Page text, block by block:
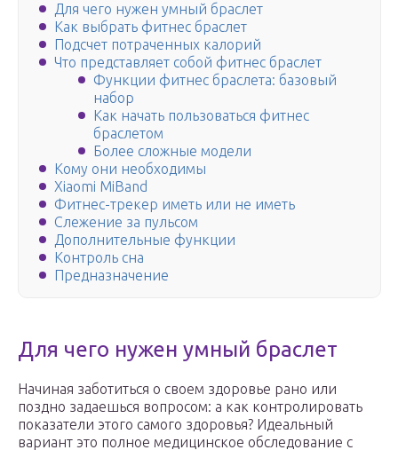
Для чего нужен умный браслет
Как выбрать фитнес браслет
Подсчет потраченных калорий
Что представляет собой фитнес браслет
Функции фитнес браслета: базовый
набор
Как начать пользоваться фитнес
браслетом
Более сложные модели
Кому они необходимы
Xiaomi MiBand
Фитнес-трекер иметь или не иметь
Слежение за пульсом
Дополнительные функции
Контроль сна
Предназначение
Для чего нужен умный браслет
Начиная заботиться о своем здоровье рано или
поздно задаешься вопросом: а как контролировать
показатели этого самого здоровья? Идеальный
вариант это полное медицинское обследование с